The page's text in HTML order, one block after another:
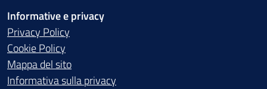
Informative e privacy
Privacy Policy
Cookie Policy
Mappa del sito
Informativa sulla privacy